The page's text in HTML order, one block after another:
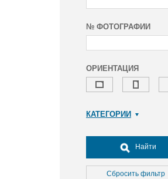
№ ФОТОГРАФИИ
ОРИЕНТАЦИЯ
КАТЕГОРИИ
Досуг, туризм и отдых
Культура
Медицина
Найти
Сбросить фильтр